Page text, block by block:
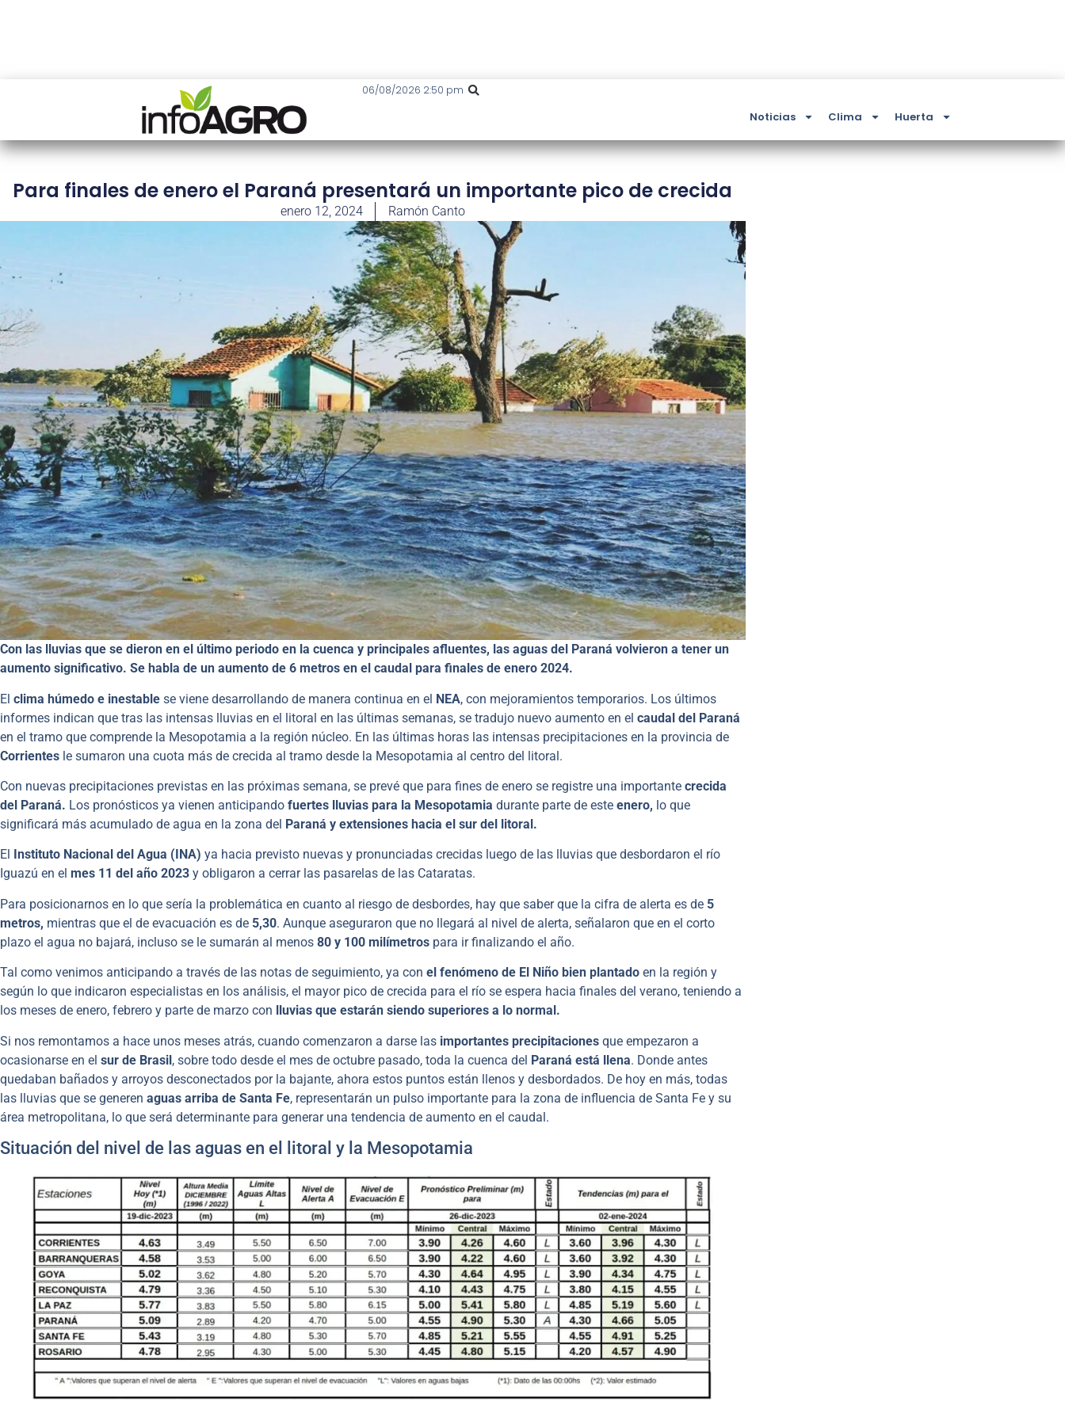
06/08/2026 2:50 pm
Noticias Clima Huerta
Para finales de enero el Paraná presentará un importante pico de crecida
enero 12, 2024 Ramón Canto
Con las lluvias que se dieron en el último periodo en la cuenca y principales afluentes, las aguas del Paraná volvieron a tener un
aumento significativo. Se habla de un aumento de 6 metros en el caudal para finales de enero 2024.
El clima húmedo e inestable se viene desarrollando de manera continua en el NEA, con mejoramientos temporarios. Los últimos
informes indican que tras las intensas lluvias en el litoral en las últimas semanas, se tradujo nuevo aumento en el caudal del Paraná
en el tramo que comprende la Mesopotamia a la región núcleo. En las últimas horas las intensas precipitaciones en la provincia de
Corrientes le sumaron una cuota más de crecida al tramo desde la Mesopotamia al centro del litoral.
Con nuevas precipitaciones previstas en las próximas semana, se prevé que para fines de enero se registre una importante crecida
del Paraná. Los pronósticos ya vienen anticipando fuertes lluvias para la Mesopotamia durante parte de este enero, lo que
significará más acumulado de agua en la zona del Paraná y extensiones hacia el sur del litoral.
El Instituto Nacional del Agua (INA) ya hacia previsto nuevas y pronunciadas crecidas luego de las lluvias que desbordaron el río
Iguazú en el mes 11 del año 2023 y obligaron a cerrar las pasarelas de las Cataratas.
Para posicionarnos en lo que sería la problemática en cuanto al riesgo de desbordes, hay que saber que la cifra de alerta es de 5
metros, mientras que el de evacuación es de 5,30. Aunque aseguraron que no llegará al nivel de alerta, señalaron que en el corto
plazo el agua no bajará, incluso se le sumarán al menos 80 y 100 milímetros para ir finalizando el año.
Tal como venimos anticipando a través de las notas de seguimiento, ya con el fenómeno de El Niño bien plantado en la región y
según lo que indicaron especialistas en los análisis, el mayor pico de crecida para el río se espera hacia finales del verano, teniendo a
los meses de enero, febrero y parte de marzo con lluvias que estarán siendo superiores a lo normal.
Si nos remontamos a hace unos meses atrás, cuando comenzaron a darse las importantes precipitaciones que empezaron a
ocasionarse en el sur de Brasil, sobre todo desde el mes de octubre pasado, toda la cuenca del Paraná está llena. Donde antes
quedaban bañados y arroyos desconectados por la bajante, ahora estos puntos están llenos y desbordados. De hoy en más, todas
las lluvias que se generen aguas arriba de Santa Fe, representarán un pulso importante para la zona de influencia de Santa Fe y su
área metropolitana, lo que será determinante para generar una tendencia de aumento en el caudal.
Situación del nivel de las aguas en el litoral y la Mesopotamia